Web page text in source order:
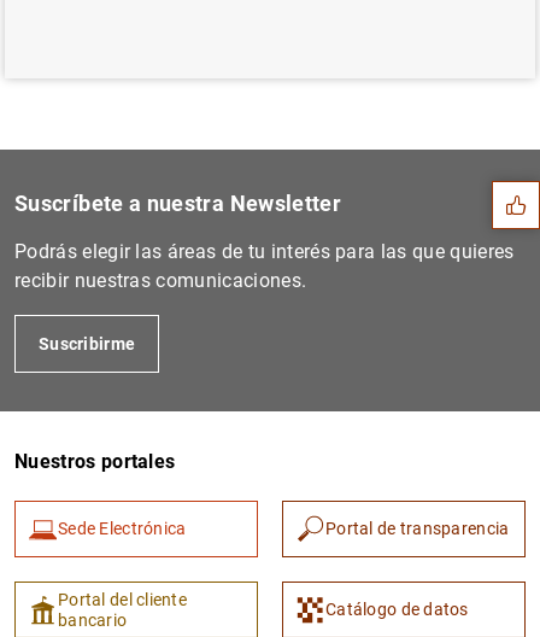
Sugerencias
1 2
Suscríbete a nuestra Newsletter
Podrás elegir las áreas de tu interés para las que quieres
recibir nuestras comunicaciones.
Suscribirme
Nuestros portales
Sede Electrónica Portal de transparencia
Portal del cliente
bancario
Catálogo de datos